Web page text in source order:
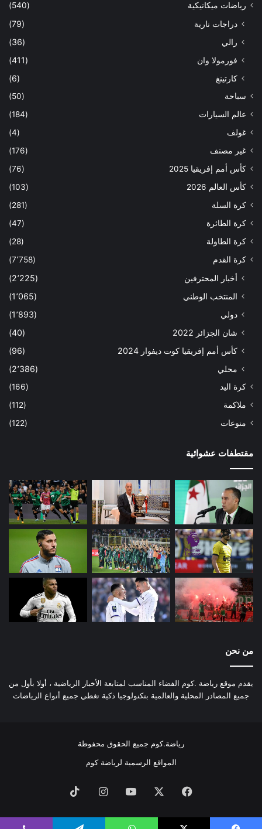
رياضات ميكانيكية
(540)
دراجات نارية
(79)
رالي
(36)
فورمولا وان
(411)
كارتينغ
(6)
سباحة
(50)
عالم السيارات
(184)
غولف
(4)
غير مصنف
(176)
كأس أمم إفريقيا 2025
(76)
كأس العالم 2026
(103)
كرة السلة
(281)
كرة الطائرة
(47)
كرة الطاولة
(28)
كرة القدم
(7٬758)
أخبار المحترفين
(2٬225)
المنتخب الوطني
(1٬065)
دولي
(1٬893)
شان الجزائر 2022
(40)
كأس أمم إفريقيا كوت ديفوار 2024
(96)
محلي
(2٬386)
كرة اليد
(166)
ملاكمة
(112)
منوعات
(122)
مقتطفات عشوائية
من نحن
يقدم موقع رياضة .كوم الفضاء المناسب لمتابعة الأخبار الرياضية ، أولا بأول من
جميع المصادر المحلية والعالمية بتكنولوجيا ذكية تغطي جميع أنواع الرياضات
رياضة.كوم جميع الحقوق محفوظة
المواقع الرسمية لرياضة كوم
فيسبوك ‫YouTubeانستقرام